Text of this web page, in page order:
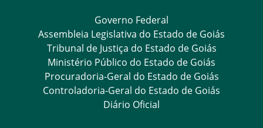
Governo Federal
Assembleia Legislativa do Estado de Goiás
Tribunal de Justiça do Estado de Goiás
Ministério Público do Estado de Goiás
Procuradoria-Geral do Estado de Goiás
Controladoria-Geral do Estado de Goiás
Diário Oficial